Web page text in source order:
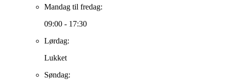
Mandag til fredag:
09:00 - 17:30
Lørdag:
Lukket
Søndag: